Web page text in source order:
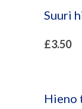
Suuri
£3.50
Hieno